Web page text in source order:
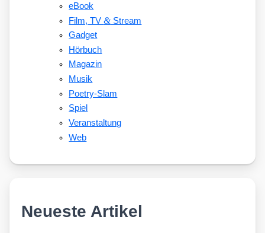
eBook
Film, TV&Stream
Gadget
Hörbuch
Magazin
Musik
Poetry-Slam
Spiel
Veranstaltung
Web
Neueste Artikel